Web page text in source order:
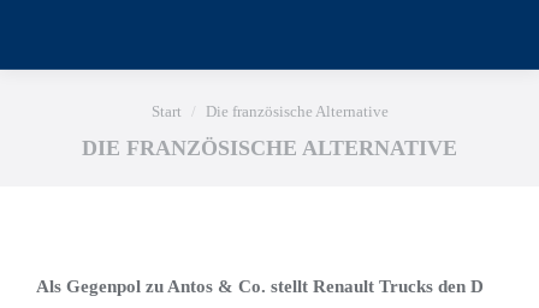
Sie befinden sich hier:
Start Die französische Alternative
DIE FRANZÖSISCHE ALTERNATIVE
Als Gegenpol zu Antos & Co. stellt Renault Trucks den D